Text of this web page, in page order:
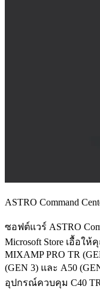
ASTRO Command
ซอฟต์แวร์ ASTRO
Microsoft Store เอื้อ
MIXAMP PRO TR
(GEN 3) และ A50
อุปกรณ์ควบคุม C40